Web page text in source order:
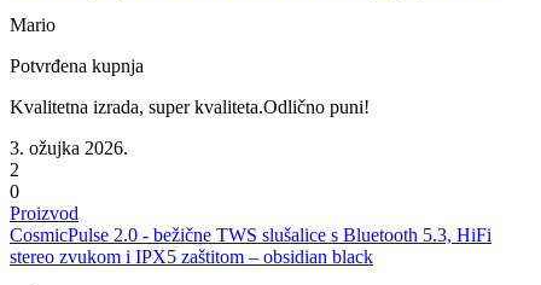
Mario
Potvrđena kupnja
Kvalitetna izrada, super kvaliteta.Odlično puni!
3. ožujka 2026.
2
0
Proizvod
CosmicPulse 2.0 - bežične TWS slušalice s Bluetooth 5.3, HiFi
stereo zvukom i IPX5 zaštitom – obsidian black